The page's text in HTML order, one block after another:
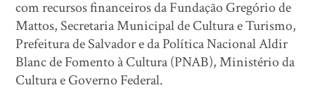
com recursos financeiros da Fundação Gregório de
Mattos, Secretaria Municipal de Cultura e Turismo,
Prefeitura de Salvador e da Política Nacional Aldir
Blanc de Fomento à Cultura (PNAB), Ministério da
Cultura e Governo Federal.